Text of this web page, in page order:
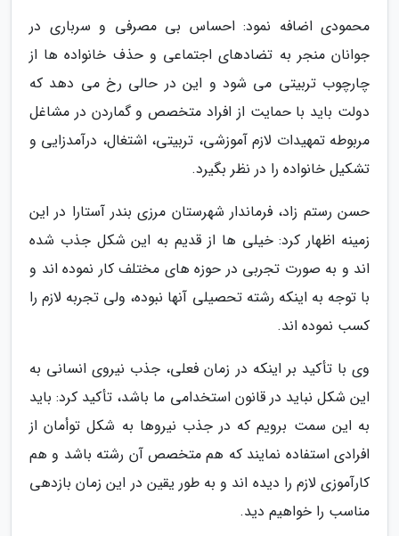
محمودی اضافه نمود: احساس بی مصرفی و سرباری در
جوانان منجر به تضادهای اجتماعی و حذف خانواده ها از
چارچوب تربیتی می شود و این در حالی رخ می دهد که
دولت باید با حمایت از افراد متخصص و گماردن در مشاغل
مربوطه تمهیدات لازم آموزشی، تربیتی، اشتغال، درآمدزایی و
تشکیل خانواده را در نظر بگیرد.
حسن رستم زاد، فرماندار شهرستان مرزی بندر آستارا در این
زمینه اظهار کرد: خیلی ها از قدیم به این شکل جذب شده
اند و به صورت تجربی در حوزه های مختلف کار نموده اند و
با توجه به اینکه رشته تحصیلی آنها نبوده، ولی تجربه لازم را
کسب نموده اند.
وی با تأکید بر اینکه در زمان فعلی، جذب نیروی انسانی به
این شکل نباید در قانون استخدامی ما باشد، تأکید کرد: باید
به این سمت برویم که در جذب نیروها به شکل توأمان از
افرادی استفاده نمایند که هم متخصص آن رشته باشد و هم
کارآموزی لازم را دیده اند و به طور یقین در این زمان بازدهی
مناسب را خواهیم دید.